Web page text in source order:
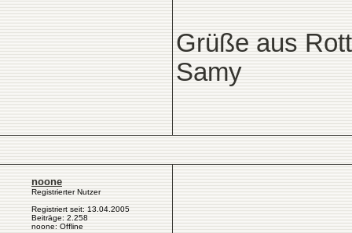
Grüße aus
Samy
noone
Registrierter Nutzer
Registriert seit: 13.04.2005
Beiträge: 2.258
noone: Offline